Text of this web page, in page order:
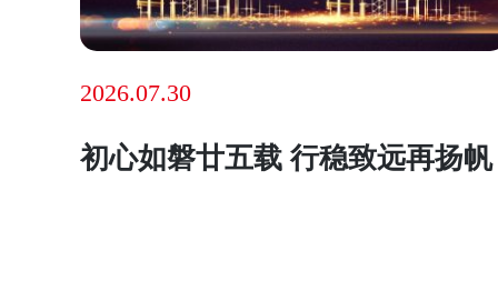
2026.07.30
初心如磐廿五载 行稳致远再扬帆